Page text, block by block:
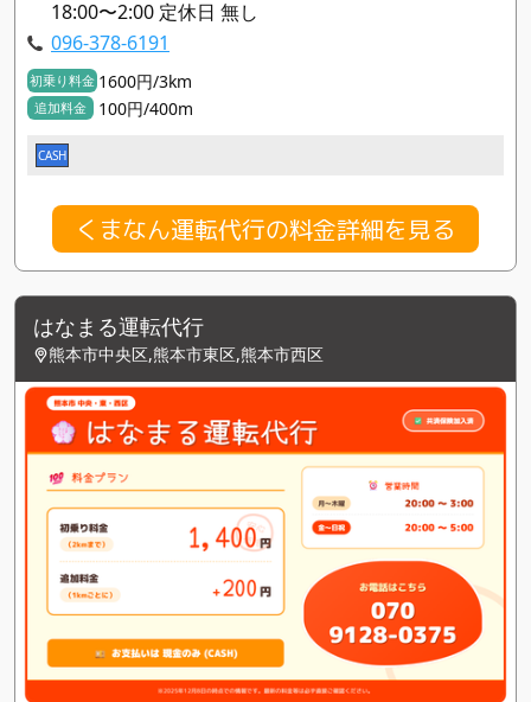
18:00〜2:00 定休日 無し
096-378-6191
初乗り料金 1600円/3km
追加料金 100円/400m
CASH
くまなん運転代行の料金詳細を見る
はなまる運転代行
熊本市中央区,熊本市東区,熊本市西区